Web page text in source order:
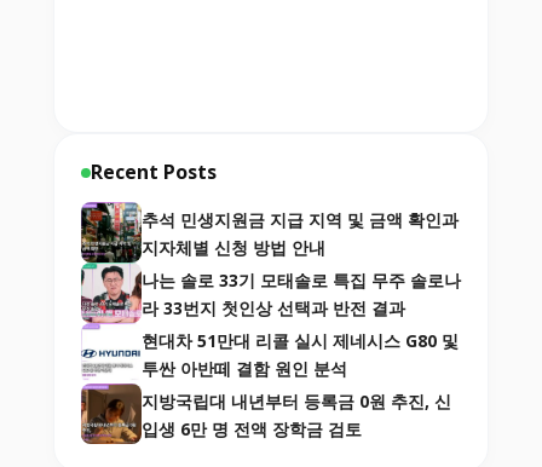
Recent Posts
추석 민생지원금 지급 지역 및 금액 확인과
지자체별 신청 방법 안내
나는 솔로 33기 모태솔로 특집 무주 솔로나
라 33번지 첫인상 선택과 반전 결과
현대차 51만대 리콜 실시 제네시스 G80 및
투싼 아반떼 결함 원인 분석
지방국립대 내년부터 등록금 0원 추진, 신
입생 6만 명 전액 장학금 검토